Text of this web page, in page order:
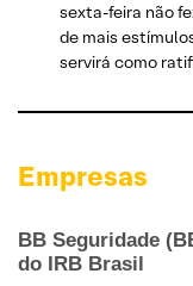
sexta-feira não
de mais
servirá como
Empresas
BB Seguridade
do IRB Brasil